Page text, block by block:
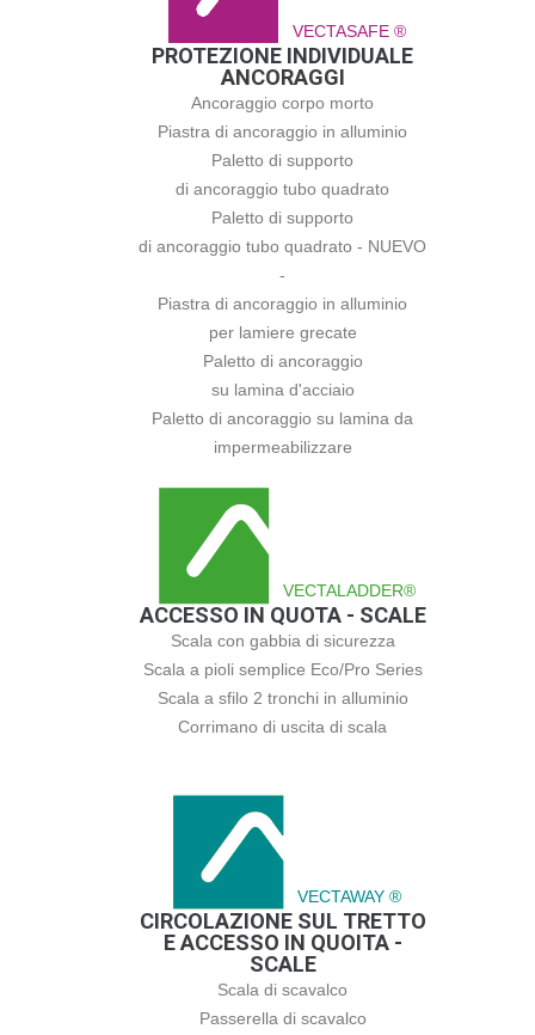
VECTASAFE ®
PROTEZIONE INDIVIDUALE
ANCORAGGI
Ancoraggio corpo morto
Piastra di ancoraggio in alluminio
Paletto di supporto
di ancoraggio tubo quadrato
Paletto di supporto
di ancoraggio tubo quadrato - NUEVO
-
Piastra di ancoraggio in alluminio
per lamiere grecate
Paletto di ancoraggio
su lamina d'acciaio
Paletto di ancoraggio su lamina da
impermeabilizzare
VECTALADDER®
ACCESSO IN QUOTA - SCALE
Scala con gabbia di sicurezza
Scala a pioli semplice Eco/Pro Series
Scala a sfilo 2 tronchi in alluminio
Corrimano di uscita di scala
VECTAWAY ®
CIRCOLAZIONE SUL TRETTO
E ACCESSO IN QUOITA -
SCALE
Scala di scavalco
Passerella di scavalco